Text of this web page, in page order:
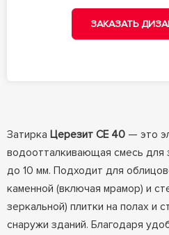
ЗАКАЗАТЬ
Затирка Церезит CE 40— это
водоотталкивающая смесь для
до 10 мм. Подходит для
каменной (включая мрамор) и
зеркальной) плитки на полах и
снаружи зданий. Благодаря